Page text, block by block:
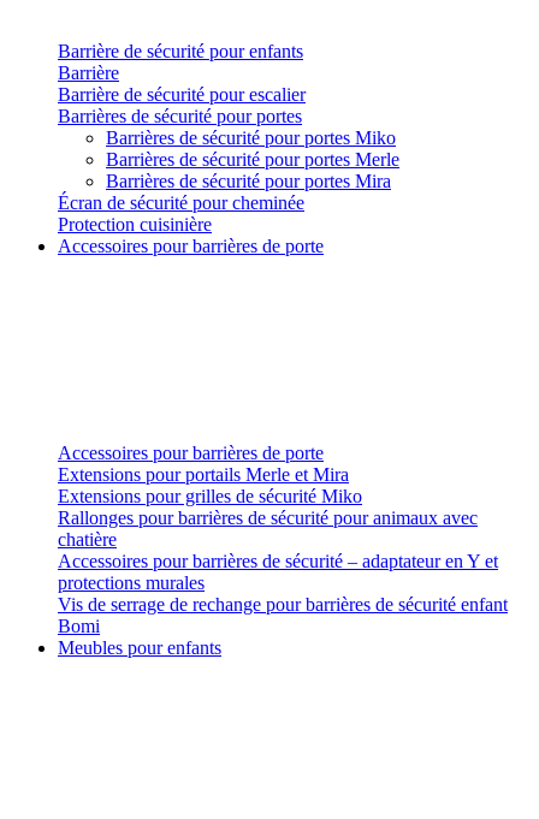
Barrière de sécurité pour enfants
Barrière
Barrière de sécurité pour escalier
Barrières de sécurité pour portes
Barrières de sécurité pour portes Miko
Barrières de sécurité pour portes Merle
Barrières de sécurité pour portes Mira
Écran de sécurité pour cheminée
Protection cuisinière
Accessoires pour barrières de porte
Accessoires pour barrières de porte
Extensions pour portails Merle et Mira
Extensions pour grilles de sécurité Miko
Rallonges pour barrières de sécurité pour animaux avec
chatière
Accessoires pour barrières de sécurité – adaptateur en Y et
protections murales
Vis de serrage de rechange pour barrières de sécurité enfant
Bomi
Meubles pour enfants